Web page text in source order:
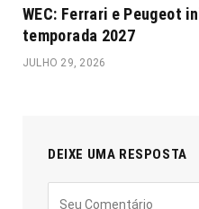
WEC: Ferrari e Peugeot
temporada 2027
JULHO 29, 2026
DEIXE UMA RESPOSTA